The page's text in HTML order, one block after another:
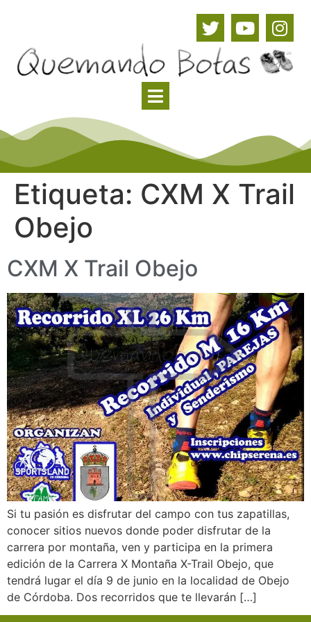
Etiqueta: CXM X Trail
Obejo
CXM X Trail Obejo
Si tu pasión es disfrutar del campo con tus zapatillas,
conocer sitios nuevos donde poder disfrutar de la
carrera por montaña, ven y participa en la primera
edición de la Carrera X Montaña X-Trail Obejo, que
tendrá lugar el día 9 de junio en la localidad de Obejo
de Córdoba. Dos recorridos que te llevarán […]